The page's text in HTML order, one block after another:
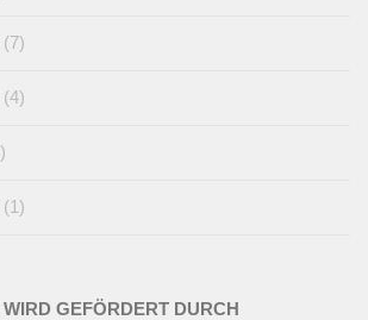
(7)
(4)
(1)
GEFÖRDERT DURCH